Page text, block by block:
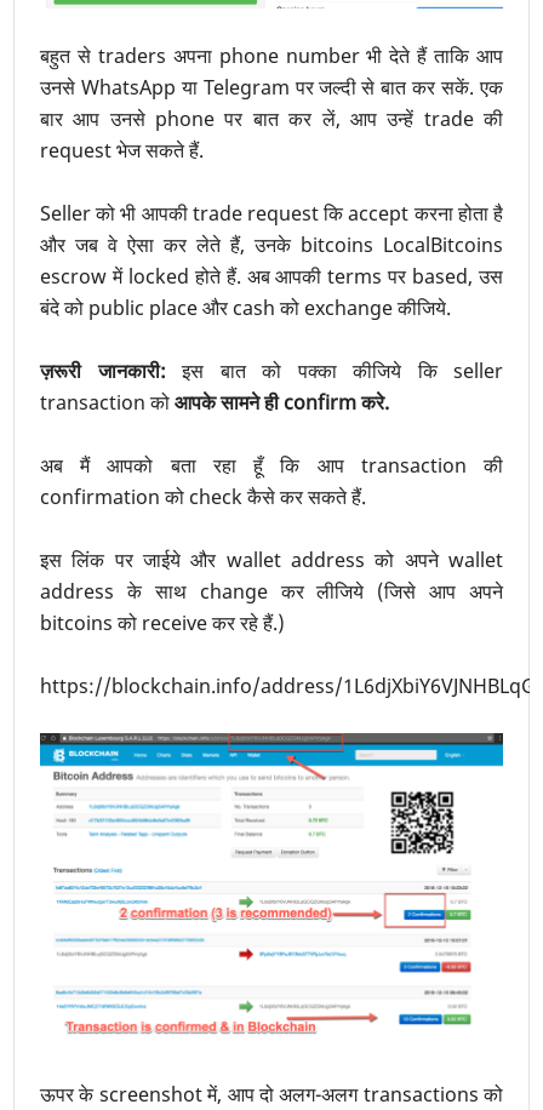
बहुत से traders अपना phone number भी देते हैं ताकि आप
उनसे WhatsApp या Telegram पर जल्दी से बात कर सकें. एक
बार आप उनसे phone पर बात कर लें, आप उन्हें trade की
request भेज सकते हैं.
Seller को भी आपकी trade request कि accept करना होता है
और जब वे ऐसा कर लेते हैं, उनके bitcoins LocalBitcoins
escrow में locked होते हैं. अब आपकी terms पर based, उस
बंदे को public place और cash को exchange कीजिये.
ज़रूरी जानकारी: इस बात को पक्का कीजिये कि seller
transaction कोआपके सामने ही confirm करे.
अब मैं आपको बता रहा हूँ कि आप transaction की
confirmation को check कैसे कर सकते हैं.
इस लिंक पर जाईये और wallet address को अपने wallet
address के साथ change कर लीजिये (जिसे आप अपने
bitcoins को receive कर रहे हैं.)
https://blockchain.info/address/
ऊपर के screenshot में, आप दो अलग-अलग transactions को